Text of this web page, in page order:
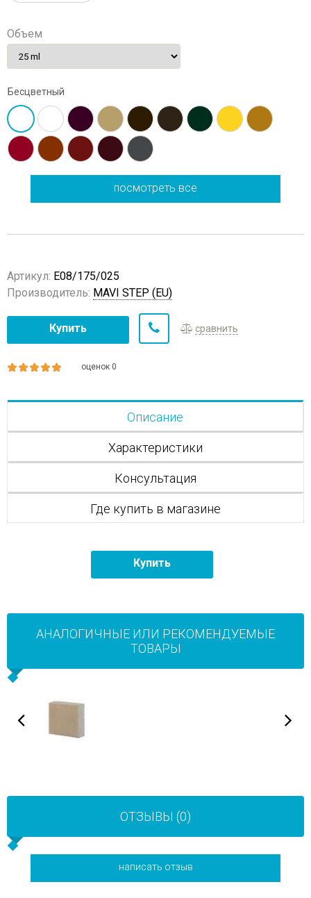
Объем
Бесцветный
посмотреть все
Артикул: E08/175/025
Производитель: MAVI STEP (EU)
Купить сравнить
оценок 0
Описание
Характеристики
Консультация
Где купить в магазине
Купить
АНАЛОГИЧНЫЕ ИЛИ РЕКОМЕНДУЕМЫЕ
ТОВАРЫ
ОТЗЫВЫ (0)
написать отзыв